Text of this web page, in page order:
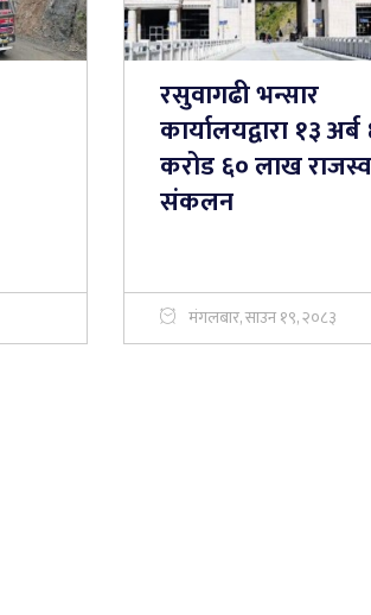
रसुवागढी भन्सार
कार्यालयद्वारा १३
करोड ६० लाख राजस्व
संकलन
मंगलबार, साउन १९, २०८३